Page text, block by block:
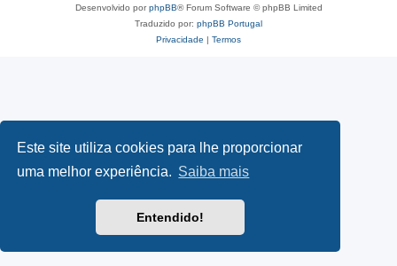
Este site utiliza cookies para lhe proporcionar
uma melhor experiência. Saiba mais
Entendido!
Desenvolvido porphpBB® Forum Software © phpBB Limited
Traduzido por: phpBB Portugal
Privacidade | Termos